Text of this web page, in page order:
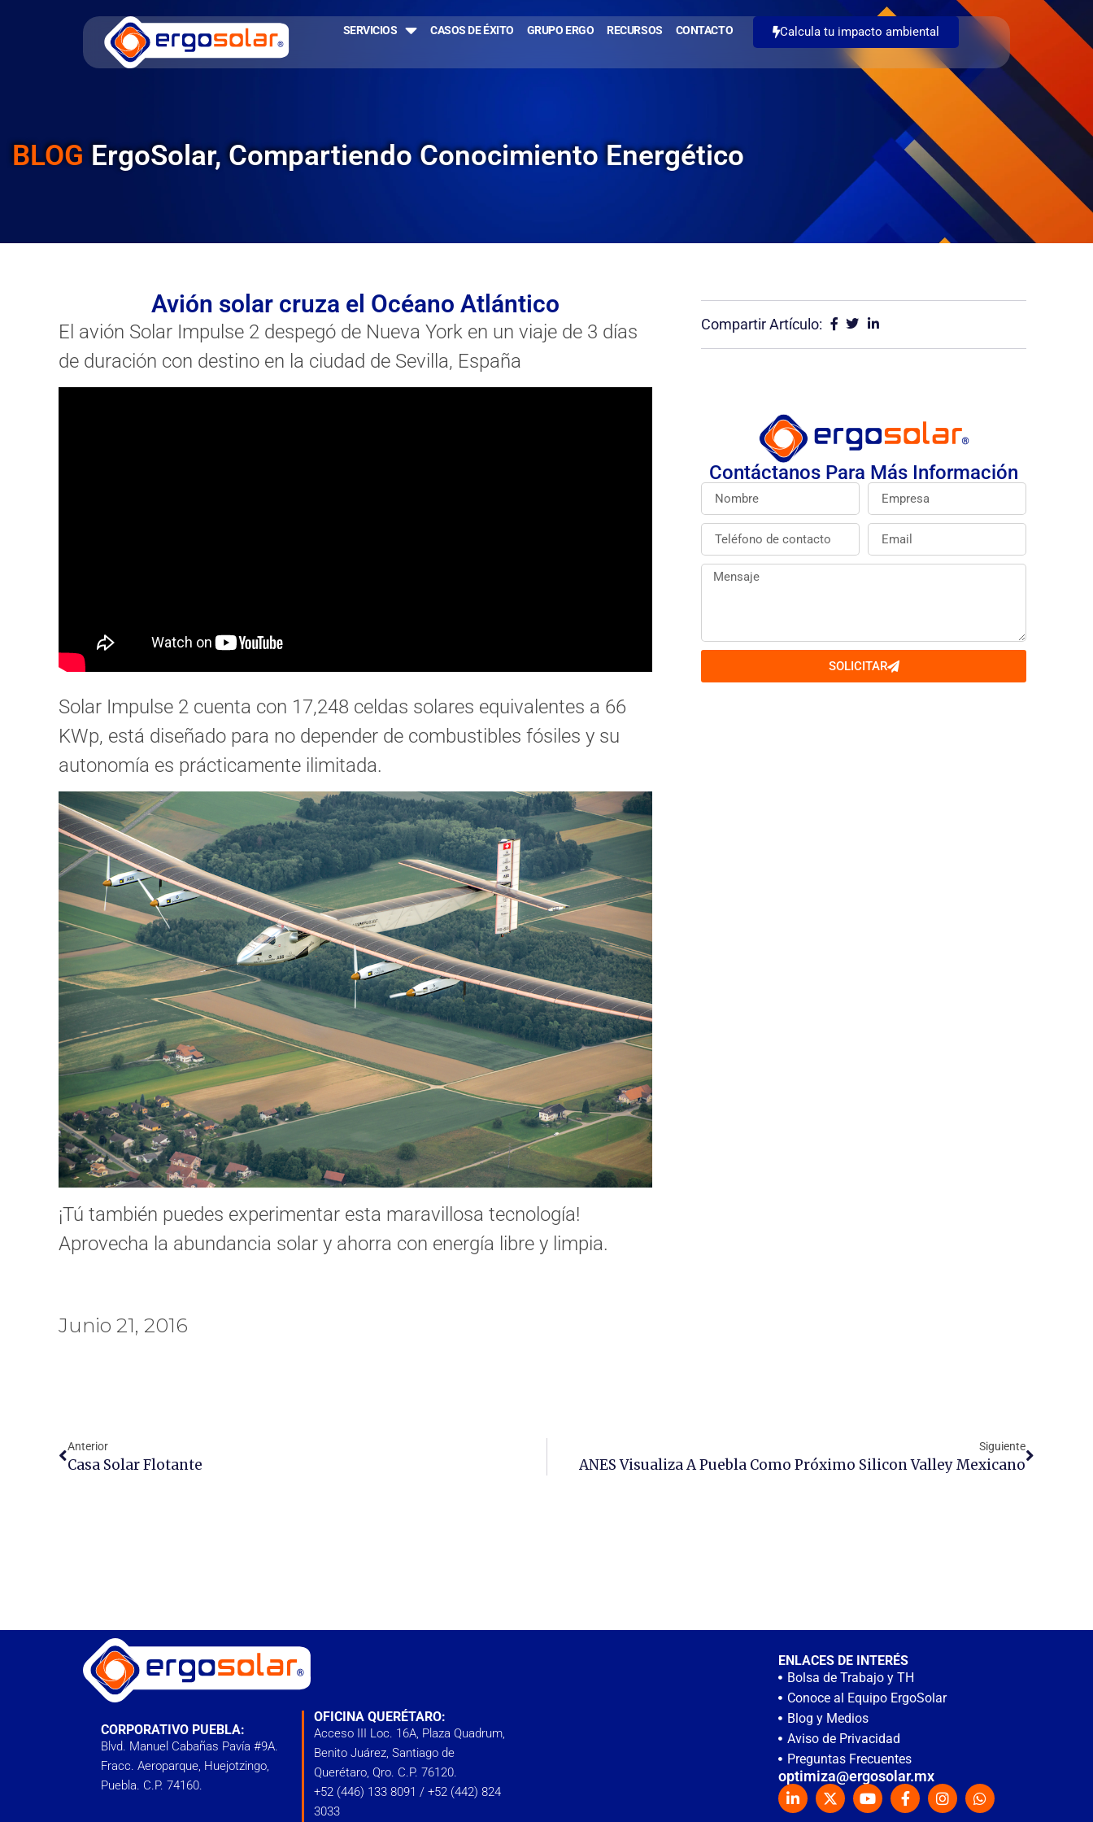
SERVICIOS CASOS DE ÉXITO GRUPO ERGO RECURSOS CONTACTO Calcula tu impacto ambiental
BLOG ErgoSolar, Compartiendo Conocimiento Energético
Avión solar cruza el Océano Atlántico
El avión Solar Impulse 2 despegó de Nueva York en un viaje de 3 días
de duración con destino en la ciudad de Sevilla, España
Solar Impulse 2 cuenta con 17,248 celdas solares equivalentes a 66
KWp, está diseñado para no depender de combustibles fósiles y su
autonomía es prácticamente ilimitada.
¡Tú también puedes experimentar esta maravillosa tecnología!
Aprovecha la abundancia solar y ahorra con energía libre y limpia.
Junio 21, 2016
Compartir Artículo:
Contáctanos Para Más Información
SOLICITAR
Anterior
Casa Solar Flotante
Siguiente
ANES Visualiza A Puebla Como Próximo Silicon Valley Mexicano
CORPORATIVO PUEBLA:
Blvd. Manuel Cabañas Pavía #9A.
Fracc. Aeroparque, Huejotzingo,
Puebla. C.P. 74160.
OFICINA QUERÉTARO:
Acceso III Loc. 16A, Plaza Quadrum,
Benito Juárez, Santiago de
Querétaro, Qro. C.P. 76120.
‭+52 (446) 133 8091‬ / +52 (442) 824
3033
ENLACES DE INTERÉS
Bolsa de Trabajo y TH
Conoce al Equipo ErgoSolar
Blog y Medios
Aviso de Privacidad
Preguntas Frecuentes
optimiza@ergosolar.mx